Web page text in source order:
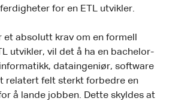
for en ETL utvikler.
et absolutt krav om en formell
utvikler, vil det å ha en bachelor-
dataingeniør, software
relatert felt sterkt forbedre en
å lande jobben. Dette skyldes at